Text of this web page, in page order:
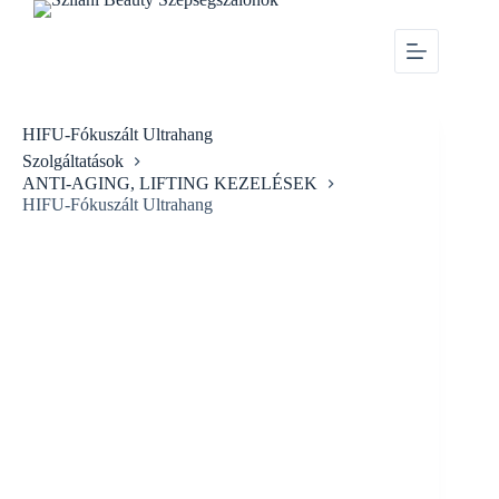
HIFU-Fókuszált Ultrahang
Szolgáltatások
ANTI-AGING, LIFTING KEZELÉSEK
HIFU-Fókuszált Ultrahang